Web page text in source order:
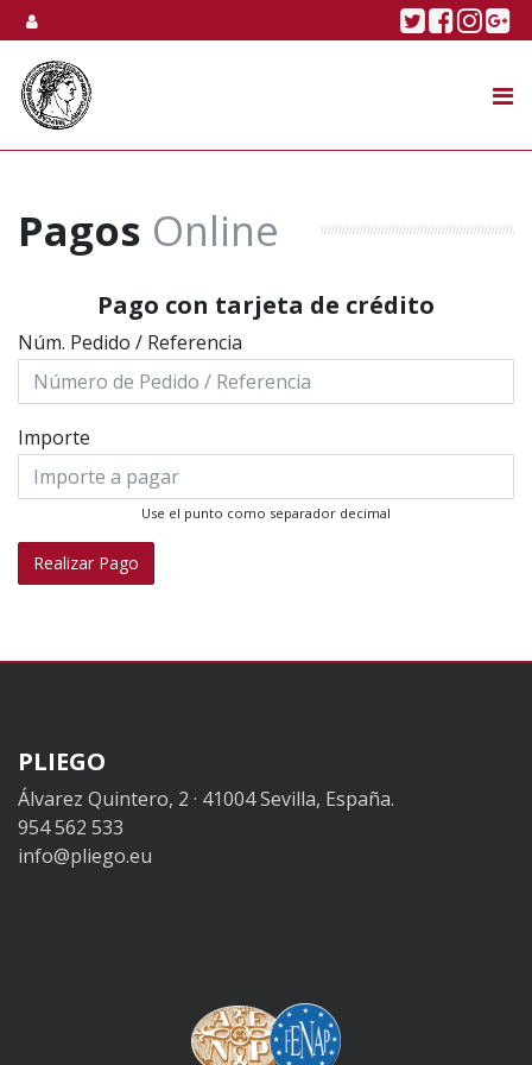
Skip to content Twitter
Pagos Online
Pago con tarjeta de crédito
Núm. Pedido / Referencia
Importe
Use el punto como separador decimal
PLIEGO
Álvarez Quintero, 2 · 41004 Sevilla, España.
954 562 533
info@pliego.eu
TIENDA ONLINE
NOSOTROS